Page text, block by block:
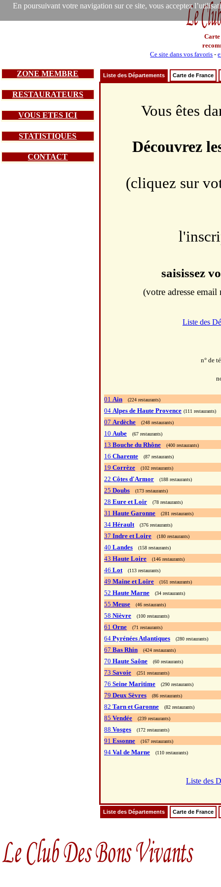
En poursuivant votre navigation sur ce site, vous acceptez
Carte
Ce site dans vos favoris -
ZONE MEMBRE
RESTAURATEURS
VOUS ETES ICI
STATISTIQUES
CONTACT
Liste des Départements Carte de France
Vous êtes
Découvrez
(cliquez sur
saisissez
(votre adresse
Liste des
n° de
01 Ain (224 restaurants)
04 Alpes de Haute Provence (111 restaurants)
07 Ardèche (248 restaurants)
10 Aube (67 restaurants)
13 Bouche du Rhône (400 restaurants)
16 Charente (87 restaurants)
19 Corrèze (102 restaurants)
22 Côtes d'Armor (188 restaurants)
25 Doubs (173 restaurants)
28 Eure et Loir (78 restaurants)
31 Haute Garonne (281 restaurants)
34 Hérault (376 restaurants)
37 Indre et Loire (180 restaurants)
40 Landes (158 restaurants)
43 Haute Loire (146 restaurants)
46 Lot (113 restaurants)
49 Maine et Loire (161 restaurants)
52 Haute Marne (34 restaurants)
55 Meuse (46 restaurants)
58 Nièvre (100 restaurants)
61 Orne (71 restaurants)
64 Pyrénées Atlantiques (280 restaurants)
67 Bas Rhin (424 restaurants)
70 Haute Saône (60 restaurants)
73 Savoie (251 restaurants)
76 Seine Maritime (290 restaurants)
79 Deux Sèvres (86 restaurants)
82 Tarn et Garonne (82 restaurants)
85 Vendée (239 restaurants)
88 Vosges (172 restaurants)
91 Essonne (167 restaurants)
94 Val de Marne (110 restaurants)
Liste des
Liste des Départements Carte de France